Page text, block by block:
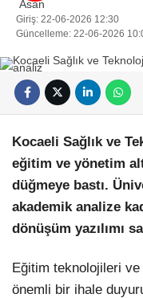
Giriş: 22-06-2026 12:30
Güncelleme: 22-06-2026
Kocaeli Sağlık ve
eğitim ve yönetim
düğmeye bastı.
akademik analize
dönüşüm yazılımı
Eğitim teknolojileri ve
önemli bir ihale